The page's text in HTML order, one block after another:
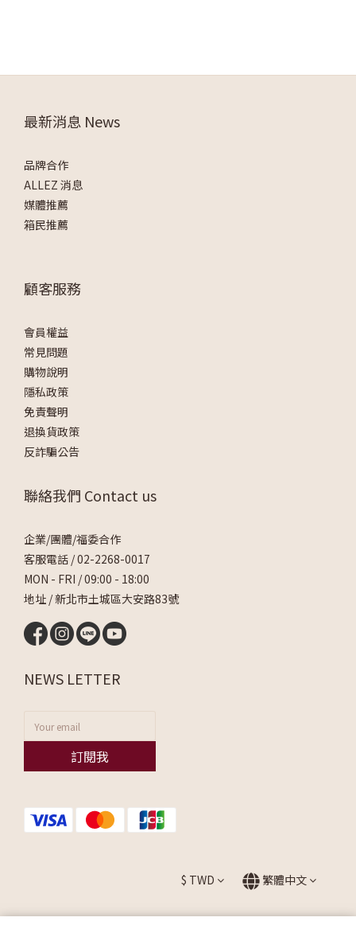
最新消息 News
品牌合作
ALLEZ 消息
媒體推薦
箱民推薦
顧客服務
會員權益
常見問題
購物說明
隱私政策
免責聲明
退換貨政策
反詐騙公告
聯絡我們 Contact us
企業/團體/福委合作
客服電話 /02-2268-0017
MON - FRI / 09:00 - 18:00
地址 / 新北市土城區大安路83號
NEWS LETTER
訂閱我
$ TWD 繁體中文